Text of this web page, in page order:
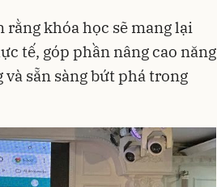
rằng khóa học sẽ mang lại
tế, góp phần nâng cao năng
sẵn sàng bứt phá trong